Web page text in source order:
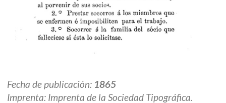
Fecha de publicación: 1865
Imprenta: Imprenta de la Sociedad Tipográfica.